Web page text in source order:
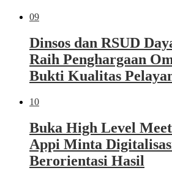
09
Dinsos dan RSUD
Raih Penghargaan
Bukti Kualitas
10
Buka High Level
Appi Minta
Berorientasi Hasil